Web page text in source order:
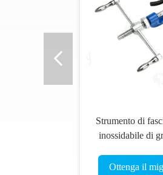
Strumento di
inossidabile di
taglio
Ottenga il